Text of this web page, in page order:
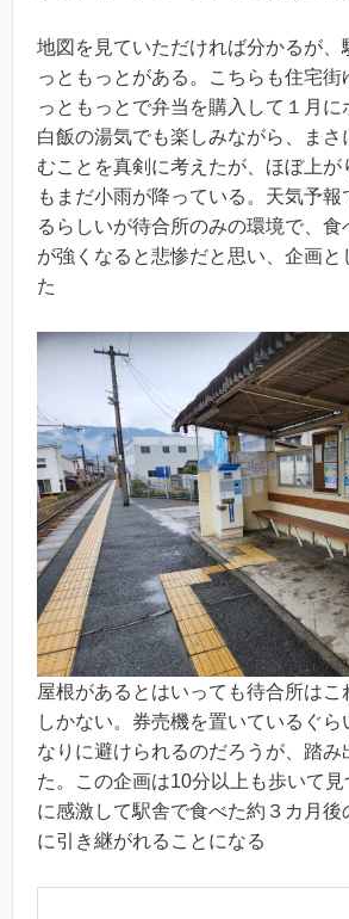
地図を見ていただければ分かるが、
っともっとがある。こちらも住宅街
っともっとで弁当を購入して１月に
白飯の湯気でも楽しみながら、まさ
むことを真剣に考えたが、ほぼ上が
もまだ小雨が降っている。天気予報
るらしいが待合所のみの環境で、
が強くなると悲惨だと思い、企画と
た
屋根があるとはいっても待合所はこ
しかない。券売機を置いているぐ
なりに避けられるのだろうが、踏み
た。この企画は10分以上も歩いて
に感激して駅舎で食べた約３カ月後
に引き継がれることになる